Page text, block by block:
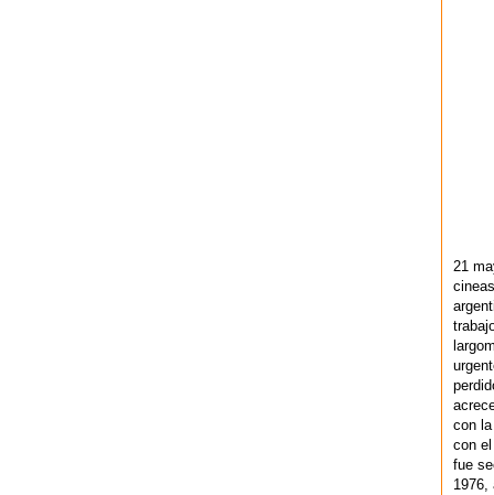
21
con
con
fue
1976,